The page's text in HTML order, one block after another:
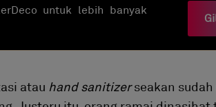
untuk lebih banyak
atau hand sanitizerseakan